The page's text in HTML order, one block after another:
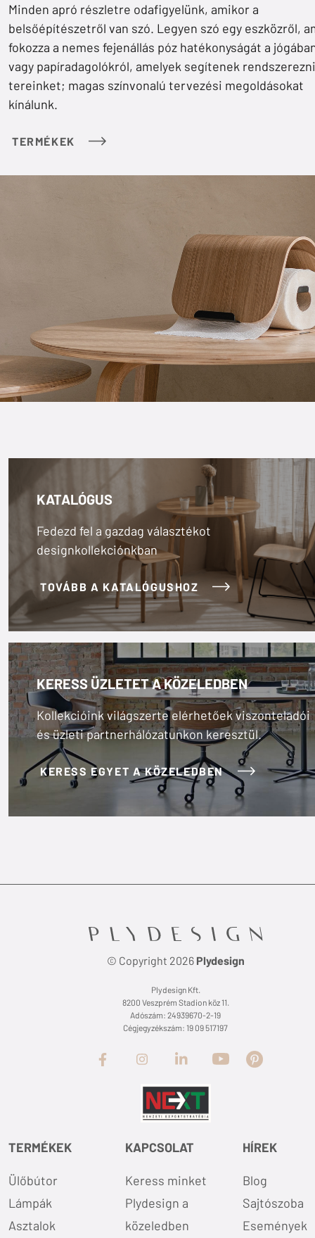
Minden apró részletre odafigyelünk, amikor a
belsőépítészetről van szó. Legyen szó egy eszközről,
fokozza a nemes fejenállás póz hatékonyságát a
vagy papíradagolókról, amelyek segítenek rendszerezni
tereinket; magas színvonalú tervezési megoldásokat
kínálunk.
TERMÉKEK
KATALÓGUS
Fedezd fel a gazdag választékot
designkollekciónkban
TOVÁBB A KATALÓGUSHOZ
KERESS ÜZLETET A KÖZELEDBEN
Kollekcióink világszerte elérhetőek viszonteladói
és üzleti partnerhálózatunkon keresztül.
KERESS EGYET A KÖZELEDBEN
© Copyright 2026 Plydesign
Plydesign Kft.
8200 Veszprém Stadion köz 11.
Adószám: 24939670-2-19
Cégjegyzékszám: 19 09 517197
TERMÉKEK
Ülőbútor
Lámpák
Asztalok
KAPCSOLAT
Keress minket
Plydesign a
közeledben
HÍREK
Blog
Sajtószoba
Események